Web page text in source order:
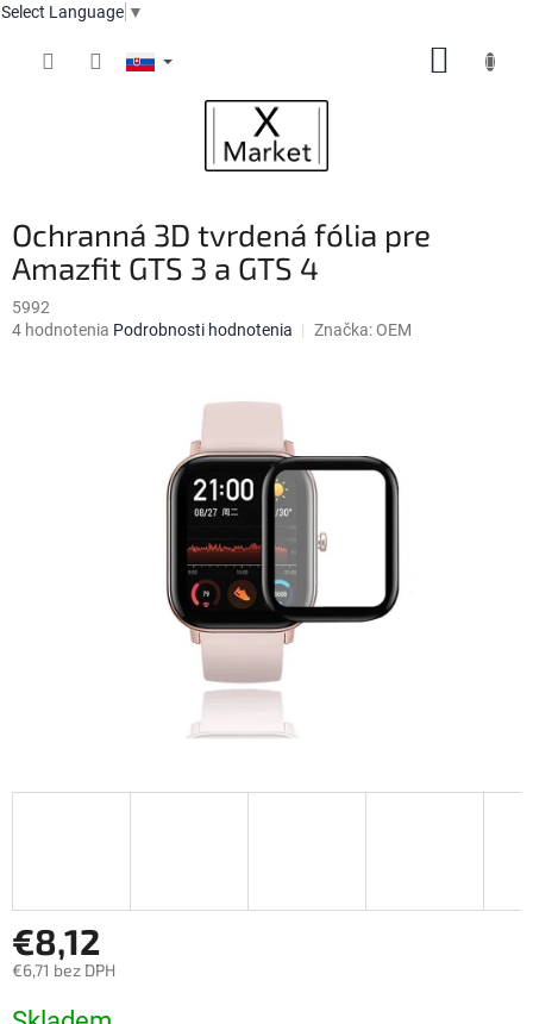
Select Language ▼
Ochranná 3D tvrdená fólia pre
Amazfit GTS 3 a GTS 4
5992
Priemerné
4 hodnotenia Podrobnosti hodnotenia Značka: OEM
€8,12
€6,71 bez DPH